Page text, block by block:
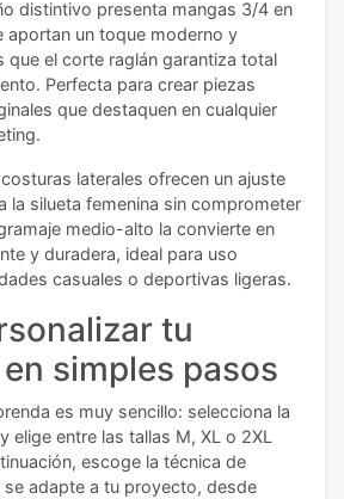
distintivo presenta mangas 3/4 en
aportan un toque moderno y
que el corte raglán garantiza total
Perfecta para crear piezas
que destaquen en cualquier
laterales ofrecen un ajuste
la silueta femenina sin comprometer
medio-alto la convierte en
y duradera, ideal para uso
casuales o deportivas ligeras.
tu
simples pasos
es muy sencillo: selecciona la
elige entre las tallas M, XL o 2XL
escoge la técnica de
se adapte a tu proyecto, desde